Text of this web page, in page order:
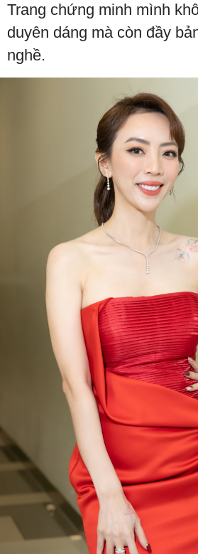
Trang chứng minh mình
duyên dáng mà còn đầy
nghề.